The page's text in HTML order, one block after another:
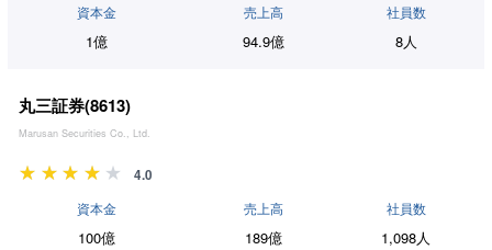
資本金
1億
売上高
94.9億
社員数
8人
丸三証券(8613)
Marusan Securities Co., Ltd.
4.0
資本金
100億
売上高
189億
社員数
1,098人